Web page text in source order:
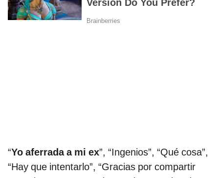
“Yo aferrada a mi ex”, “Ingenios”, “Qué cosa”,
“Hay que intentarlo”, “Gracias por compartir